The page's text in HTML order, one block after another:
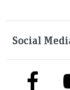
Social
link to